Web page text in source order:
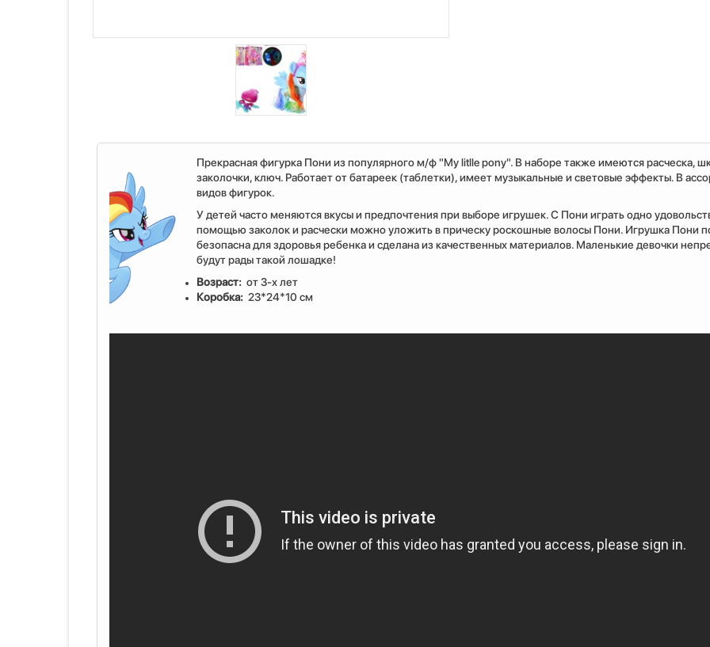
Прекрасная фигурка Пони из популярного м/ф "My litlle pony". В наборе также имеются расческа,
заколочки, ключ. Работает от батареек (таблетки), имеет музыкальные и световые эффекты. В
видов фигурок.
У детей часто меняются вкусы и предпочтения при выборе игрушек. С Пони играть одно
помощью заколок и расчески можно уложить в прическу роскошные волосы Пони. Игрушка Пони
безопасна для здоровья ребенка и сделана из качественных материалов. Маленькие девочки
будут рады такой лошадке!
Возраст: от 3-х лет
Коробка: 23*24*10 см